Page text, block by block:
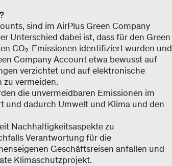
sind im AirPlus Green Company
Unterschied dabei ist, dass für den Green
CO₂-Emissionen identifiziert wurden und
Company Account etwa bewusst auf
verzichtet und auf elektronische
vermeiden.
die unvermeidbaren Emissionen im
und dadurch Umwelt und Klima und den
Nachhaltigkeitsaspekte zu
Verantwortung für die
Geschäftsreisen anfallen und
Klimaschutzprojekt.